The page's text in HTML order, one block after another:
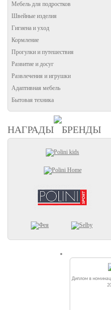
Мебель для подростков
Швейные изделия
Гигиена и уход
Кормление
Прогулки и путешествия
Развитие и досуг
Развлечения и игрушки
Адаптивная мебель
Бытовая техника
НАГРАДЫ БРЕНДЫ
Диплом в